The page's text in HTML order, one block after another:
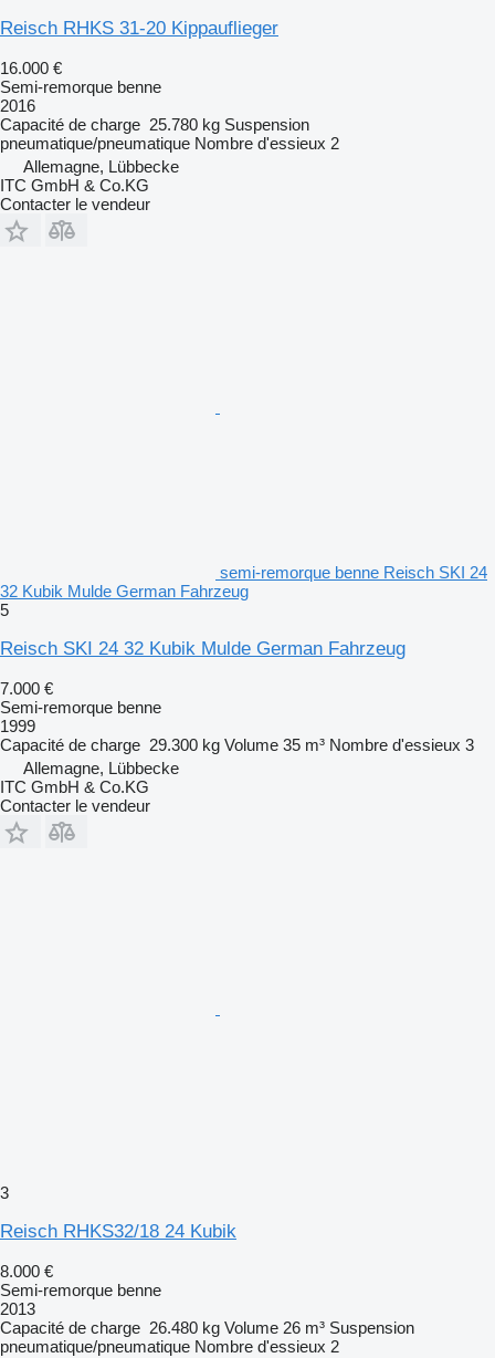
Reisch RHKS 31-20 Kippauflieger
16.000 €
Semi-remorque benne
2016
Capacité de charge 25.780 kg Suspension
pneumatique/pneumatique Nombre d'essieux 2
Allemagne, Lübbecke
ITC GmbH & Co.KG
Contacter le vendeur
semi-remorque benne Reisch SKI 24
32 Kubik Mulde German Fahrzeug
5
Reisch SKI 24 32 Kubik Mulde German Fahrzeug
7.000 €
Semi-remorque benne
1999
Capacité de charge 29.300 kg Volume 35 m³ Nombre d'essieux 3
Allemagne, Lübbecke
ITC GmbH & Co.KG
Contacter le vendeur
3
Reisch RHKS32/18 24 Kubik
8.000 €
Semi-remorque benne
2013
Capacité de charge 26.480 kg Volume 26 m³ Suspension
pneumatique/pneumatique Nombre d'essieux 2